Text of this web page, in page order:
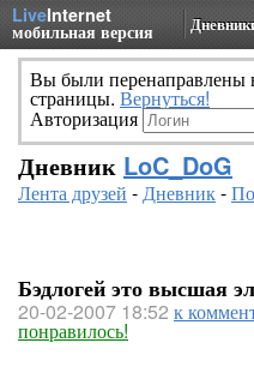
LiveInternet
мобильная версия
Вы были
страницы. Вернуться!
Авторизация
Дневник LoC_DoG
Лента друзей -Дневник-
Бэдлогей это высшая
20-02-2007 18:52 к
понравилось!